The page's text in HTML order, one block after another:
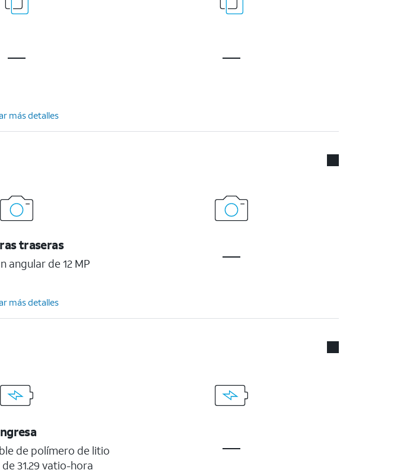
más detalles
traseras
angular de 12 MP
más detalles
de polímero de litio
31.29 vatio-hora